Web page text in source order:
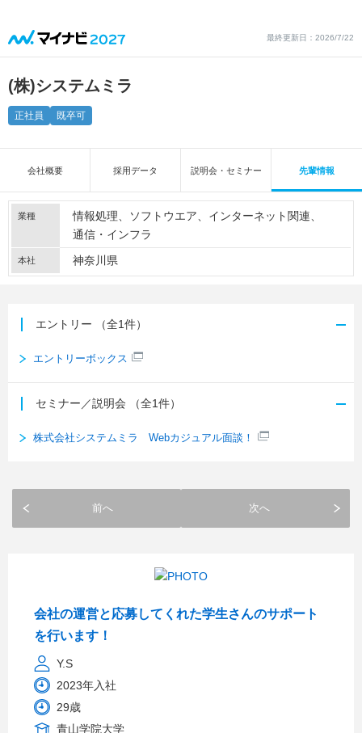
最終更新日：2026/7/22
(株)システムミラ
正社員 既卒可
会社概要 採用データ 説明会・セミナー 先輩情報
業種 情報処理 ソフトウエア
インターネット関連
通信・インフラ
本社 神奈川県
エントリー （全1件）
エントリーボックス
セミナー／説明会 （全1件）
株式会社システムミラ Webカジュアル面談！
前へ 次へ
会社の運営と応募してくれた学生さんのサポート
を行います！
Y.S
2023年入社
29歳
青山学院大学